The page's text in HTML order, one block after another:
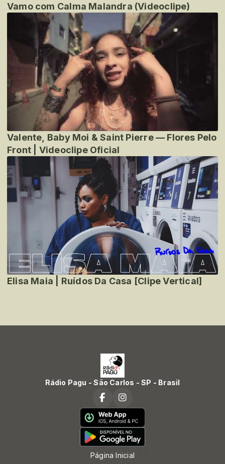
Vamo com Calma Malandra (Videoclipe)
Valente, Baby Moi & Saint Pierre — Flores Pelo
Front | Videoclipe Oficial
Elisa Maia | Ruídos Da Casa [Clipe Vertical]
Rádio Pagu - São Carlos - SP - Brasil
Página Inicial